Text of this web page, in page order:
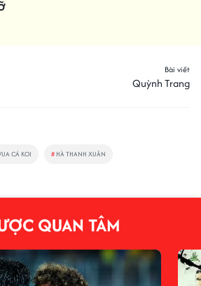
Bài viết
Quỳnh Trang
CÁ KOI # HÀ THANH XUÂN
QUAN TÂM